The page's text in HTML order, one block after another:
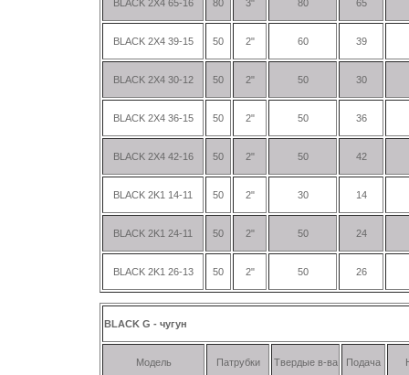
BLACK 2X4 65-16 80 3" 80 65
BLACK 2X4 39-15 50 2" 60 39
BLACK 2X4 30-12 50 2" 50 30
BLACK 2X4 36-15 50 2" 50 36
BLACK 2X4 42-16 50 2" 50 42
BLACK 2K1 14-11 50 2" 30 14
BLACK 2K1 24-11 50 2" 50 24
BLACK 2K1 26-13 50 2" 50 26
BLACK G - чугун
Модель Патрубки Твердые в-ва Подача